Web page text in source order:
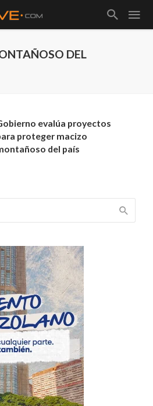
DEL
evalúa proyectos
proteger macizo
del país